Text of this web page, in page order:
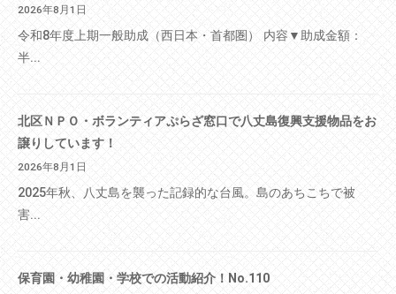
2026年8月1日
令和8年度上期一般助成（西日本・首都圏） 内容▼助成金額：
半...
北区ＮＰＯ・ボランティアぷらざ窓口で八丈島復興支援物品をお
譲りしています！
2026年8月1日
2025年秋、八丈島を襲った記録的な台風。島のあちこちで被
害...
保育園・幼稚園・学校での活動紹介！No.110